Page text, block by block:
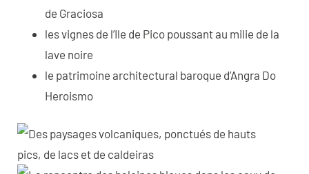
de Graciosa
les vignes de l’Ile de Pico poussant au milie de la
lave noire
le patrimoine architectural baroque d’Angra Do
Heroismo